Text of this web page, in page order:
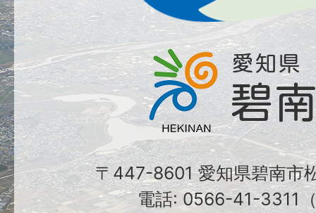
〒447-8601 愛知県碧南市
電話: 0566-41-3311